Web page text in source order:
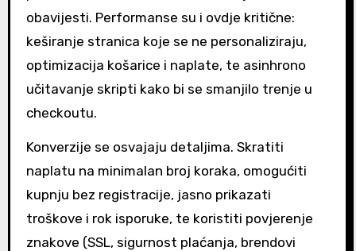
obavijesti. Performanse su i ovdje kritične:
keširanje stranica koje se ne personaliziraju,
optimizacija košarice i naplate, te asinhrono
učitavanje skripti kako bi se smanjilo trenje u
checkoutu.
Konverzije se osvajaju detaljima. Skratiti
naplatu na minimalan broj koraka, omogućiti
kupnju bez registracije, jasno prikazati
troškove i rok isporuke, te koristiti povjerenje
znakove (SSL, sigurnost plaćanja, brendovi